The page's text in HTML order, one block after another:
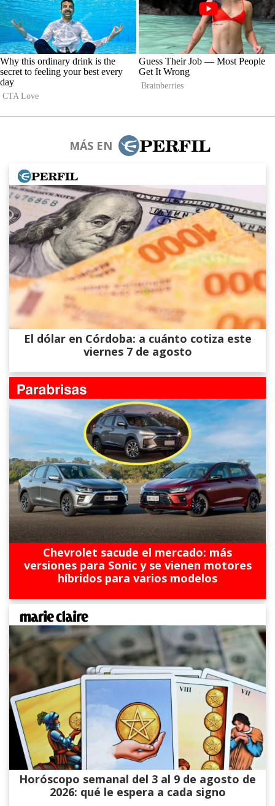
MÁS EN
El dólar en Córdoba: a cuánto cotiza este
viernes 7 de agosto
Chevrolet sacude el mercado: más
versiones para Sonic y se vienen motores
híbridos para varios modelos
Horóscopo semanal del 3 al 9 de agosto de
2026: qué le espera a cada signo